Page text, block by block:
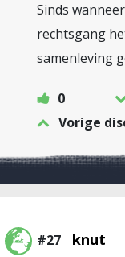
Sinds
rechtsgang
samenleving
0
Vorige
#27 knut